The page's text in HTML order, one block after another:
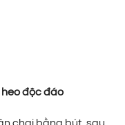
độc đáo